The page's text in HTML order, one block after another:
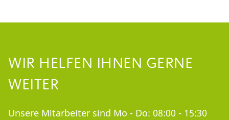
WIR HELFEN IHNEN GERNE
WEITER
Unsere Mitarbeiter sind Mo - Do: 08:00 - 15:30